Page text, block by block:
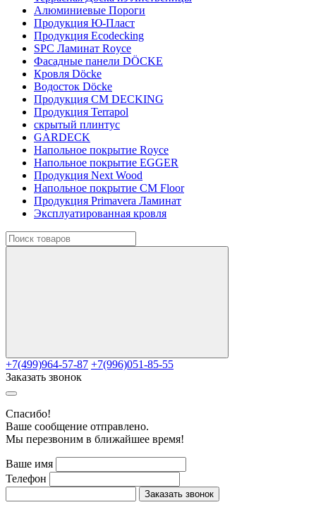
Алюминиевые Пороги
Продукция Ю-Пласт
Продукция Ecodecking
SPC Ламинат Royce
Фасадные панели DÖCKE
Кровля Döcke
Водосток Döcke
Продукция CM DECKING
Продукция Terrapol
скрытый плинтус
GARDECK
Напольное покрытие Royce
Напольное покрытие EGGER
Продукция Next Wood
Напольное покрытие CM Floor
Продукция Primavera Ламинат
Эксплуатированная кровля
+7(499)964-57-87 +7(996)051-85-55
Заказать звонок
Cпасибо!
Ваше сообщение отправлено.
Мы перезвоним в ближайшее время!
Ваше имя
Телефон
Заказать звонок